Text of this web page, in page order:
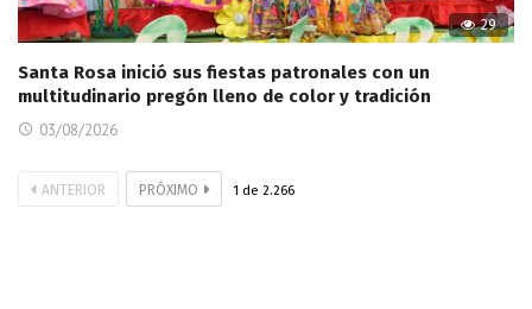
29
Santa Rosa inició sus fiestas patronales con un
multitudinario pregón lleno de color y tradición
03/08/2026
ANTERIOR PRÓXIMO 1 de 2.266